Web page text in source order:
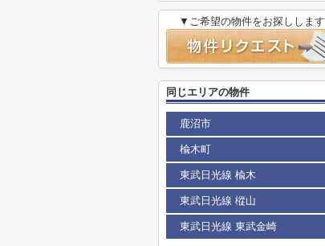
▼ご希望の物件をお探しします
同じエリアの物件
鹿沼市
楡木町
東武日光線 楡木
東武日光線 樅山
東武日光線 東武金崎